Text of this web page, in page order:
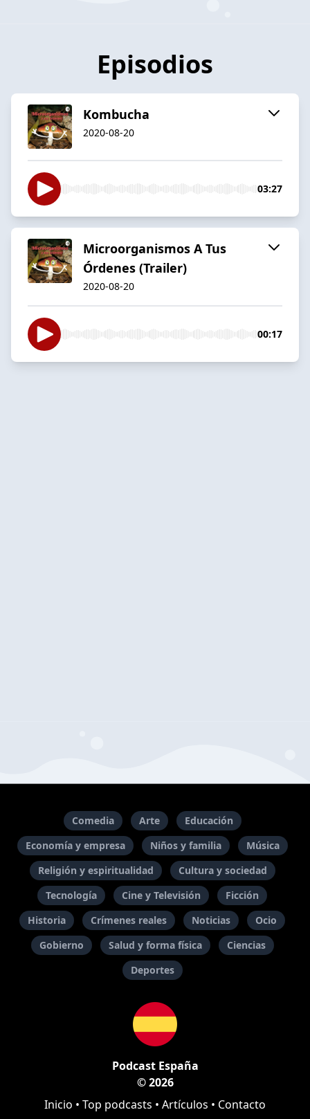
Episodios
Kombucha
2020-08-20
03:27
Microorganismos A Tus
Órdenes (Trailer)
2020-08-20
00:17
Comedia Arte
Educación
Economía y empresa
Niños y familia
Música
Religión y espiritualidad
Cultura y sociedad
Tecnología
Cine y Televisión
Ficción
Historia
Crímenes reales Noticias
Ocio
Gobierno
Salud y forma física
Ciencias
Deportes
Podcast España
© 2026
Inicio • Top podcasts • Artículos • Contacto